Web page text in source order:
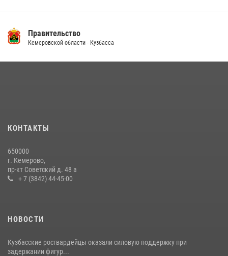
14 июля 2026, 08:52 1
20 июля 2026, 10:54
с покупками
20 июля 2026, 08:52
Правительство
Кемеровской области - Кузбасса
КОНТАКТЫ
650000
г. Кемерово,
пр-кт Советский д. 48 а
+ 7 (3842) 44-45-00
НОВОСТИ
Кузбасские росгвардейцы оказали силовую поддержку при
задержании фигур...